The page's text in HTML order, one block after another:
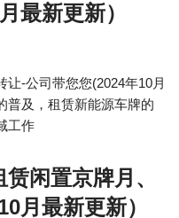
最新更新）
-公司带您您(2024年10月
普及，租赁新能源车牌的
工作
闲置京牌月、
月最新更新）